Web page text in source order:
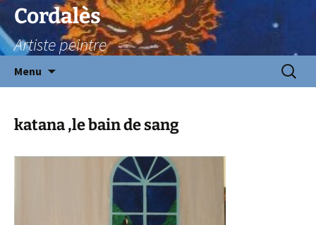
Aller
au
contenu
Cordalès
Artiste peintre
Menu
katana ,le bain de sang